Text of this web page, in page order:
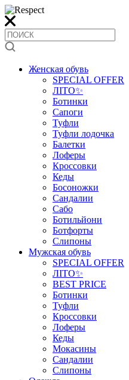
Женская обувь
SPECIAL OFFER
ЛІТО✨
Ботинки
Сапоги
Туфли
Туфли лодочка
Балетки
Лоферы
Кроссовки
Кеды
Босоножки
Сандалии
Сабо
Ботильйони
Ботфорты
Слипоны
Мужская обувь
SPECIAL OFFER
ЛІТО✨
BEST PRICE
Ботинки
Туфли
Кроссовки
Лоферы
Кеды
Мокасины
Сандалии
Слипоны